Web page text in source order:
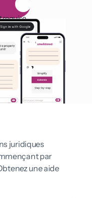
s
requise
juridiques
par
une aide